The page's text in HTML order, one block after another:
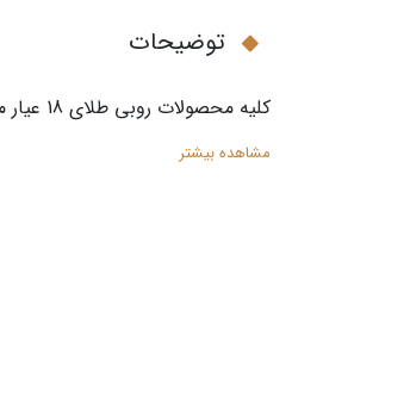
توضیحات
کلیه محصولات روبی طلای 18 عیار می باشند .
مشاهده بیشتر